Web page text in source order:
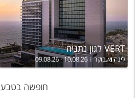
VERT לגון נתניה
לינה וא.בוקר 09.08.26 - 10.08.26
חופשה בטבע